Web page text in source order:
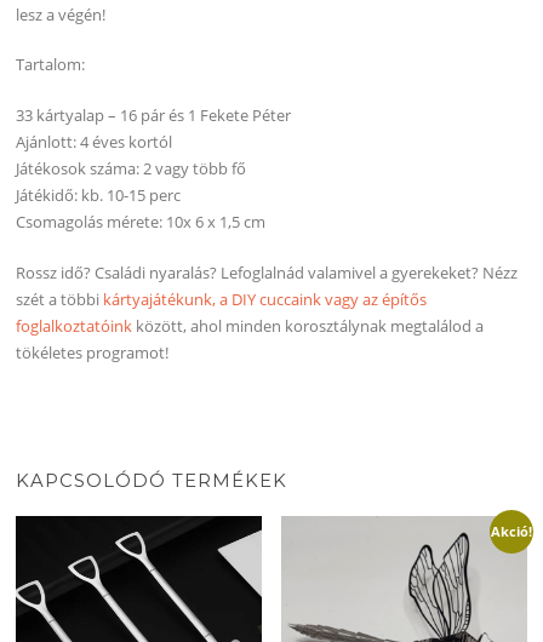
lesz a végén!
Tartalom:
33 kártyalap – 16 pár és 1 Fekete Péter
Ajánlott: 4 éves kortól
Játékosok száma: 2 vagy több fő
Játékidő: kb. 10-15 perc
Csomagolás mérete: 10x 6 x 1,5 cm
Rossz idő? Családi nyaralás? Lefoglalnád valamivel a gyerekeket? Nézz
szét a többi kártyajátékunk, a DIY cuccaink vagy az építős
foglalkoztatóink között, ahol minden korosztálynak megtalálod a
tökéletes programot!
KAPCSOLÓDÓ TERMÉKEK
Akció!